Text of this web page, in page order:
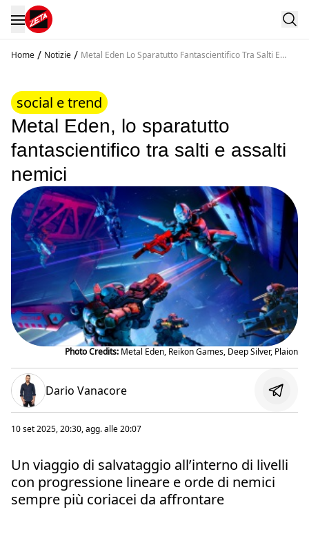
Home / Notizie / Metal Eden Lo Sparatutto Fantascientifico Tra Salti E
social e trend
Metal Eden, lo sparatutto
fantascientifico tra salti e assalti
nemici
Photo Credits:Metal Eden, Reikon Games, Deep Silver, Plaion
Dario Vanacore
10 set 2025, 20:30, agg. alle20:07
Un viaggio di salvataggio all’interno di livelli
con progressione lineare e orde di nemici
sempre più coriacei da affrontare